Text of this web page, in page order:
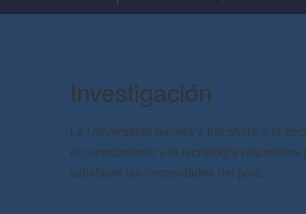
Investigación
La Universidad genera y transfiere a la
el conocimiento y la tecnología requeridos
satisfacer las necesidades del país.